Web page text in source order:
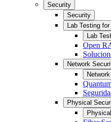
Security
Security
Lab Testing
Lab
Open
Network
Physical